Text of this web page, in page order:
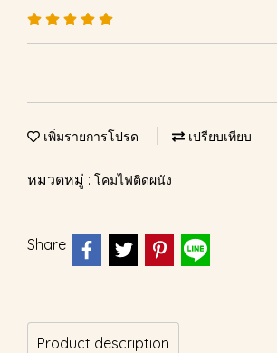
เพิ่มรายการโปรด เปรียบเทียบ
หมวดหมู่ : โคมไฟติดผนัง
Share
Product description